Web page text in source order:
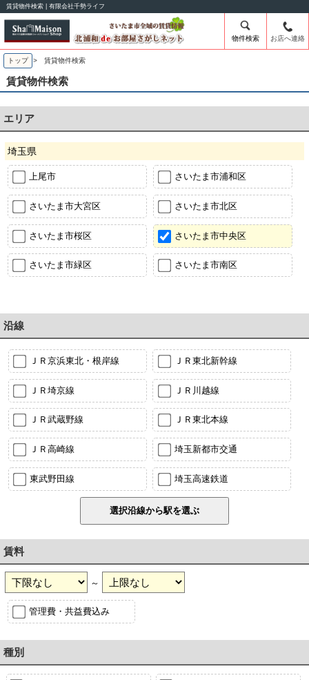
賃貸物件検索 | 有限会社千勢ライフ
物件検索 お店へ連絡
トップ > 賃貸物件検索
賃貸物件検索
エリア
埼玉県
上尾市 さいたま市浦和区
さいたま市大宮区 さいたま市北区
さいたま市桜区 さいたま市中央区
さいたま市緑区 さいたま市南区
沿線
ＪＲ京浜東北・根岸線 ＪＲ東北新幹線
ＪＲ埼京線 ＪＲ川越線
ＪＲ武蔵野線 ＪＲ東北本線
ＪＲ高崎線 埼玉新都市交通
東武野田線 埼玉高速鉄道
賃料
～
管理費・共益費込み
種別